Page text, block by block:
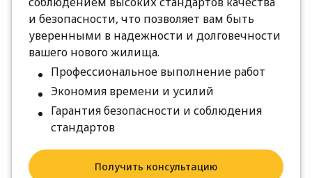
и безопасности, что позволяет вам быть
уверенными в надежности и долговечности
вашего нового жилища.
Профессиональное выполнение работ
Экономия времени и усилий
Гарантия безопасности и соблюдения
стандартов
Получить консультацию